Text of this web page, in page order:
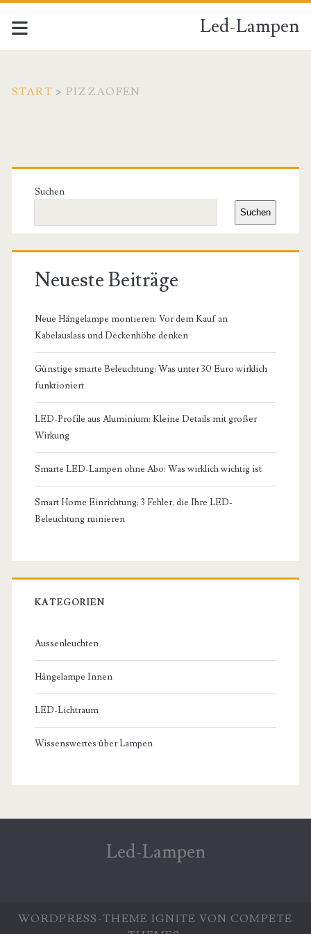
Led-Lampen
START > PIZZAOFEN
<span>Pizzaofen</
Primäre
Seitenleiste
Suchen
Suchen
Neueste Beiträge
Neue Hängelampe montieren: Vor dem Kauf an
Kabelauslass und Deckenhöhe denken
Günstige smarte Beleuchtung: Was unter 30 Euro wirklich
funktioniert
LED-Profile aus Aluminium: Kleine Details mit großer
Wirkung
Smarte LED-Lampen ohne Abo: Was wirklich wichtig ist
Smart Home Einrichtung: 3 Fehler, die Ihre LED-
Beleuchtung ruinieren
KATEGORIEN
Aussenleuchten
Hängelampe Innen
LED-Lichtraum
Wissenswertes über Lampen
Led-Lampen
WORDPRESS-THEME IGNITE VON COMPETE